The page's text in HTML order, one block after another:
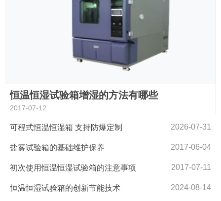
恒温恒湿试验箱增湿的方法有哪些
2017-07-12
可程式恒温恒湿箱 支持防爆定制 2026-07-31
盐雾试验箱的基础维护保养 2017-06-04
初次使用恒温恒湿试验箱的注意事项 2017-07-11
恒温恒湿试验箱的创新节能技术 2024-08-14